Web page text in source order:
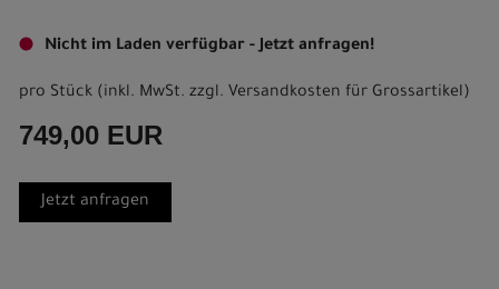
Nicht im Laden verfügbar - Jetzt anfragen!
pro Stück (inkl. MwSt. zzgl. Versandkosten für Grossartikel)
749,00 EUR
Jetzt anfragen